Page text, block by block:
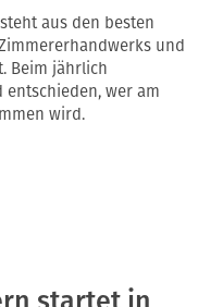
aus den besten
und
Beim jährlich
wer am
wird.